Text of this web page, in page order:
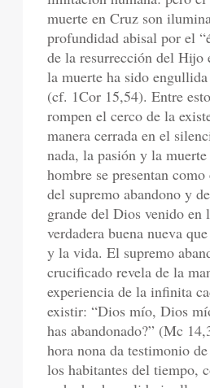
muerte en Cruz son
profundidad abisal por el
de la resurrección del Hijo
la muerte ha sido
(cf. 1Cor 15,54). Entre
rompen el cerco de la
manera cerrada en el
nada, la pasión y la
hombre se presentan
del supremo abandono y
grande del Dios venido en
verdadera buena nueva
y la vida. El supremo
crucificado revela de la
experiencia de la infinita
existir: “Dios mío, Dios
has abandonado?” (Mc
hora nona da testimonio
los habitantes del tiempo,